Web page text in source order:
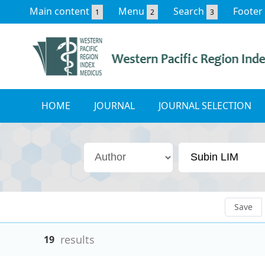
Main content 1 Menu 2 Search 3 Footer
HOME JOURNAL JOURNAL SELECTION
Save
19 results